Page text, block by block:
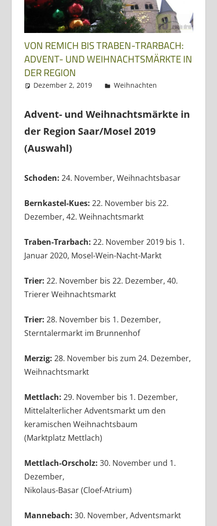
Dreiländereck
VON REMICH BIS TRABEN-TRARBACH:
ADVENT- UND WEIHNACHTSMÄRKTE IN
DER REGION
Dezember 2, 2019 Regio3
Weihnachten
Advent- und Weihnachtsmärkte in
der Region Saar/Mosel 2019
(Auswahl)
Schoden: 24. November, Weihnachtsbasar
Bernkastel-Kues: 22. November bis 22.
Dezember, 42. Weihnachtsmarkt
Traben-Trarbach: 22. November 2019 bis 1.
Januar 2020, Mosel-Wein-Nacht-Markt
Trier: 22. November bis 22. Dezember, 40.
Trierer Weihnachtsmarkt
Trier: 28. November bis 1. Dezember,
Sterntalermarkt im Brunnenhof
Merzig: 28. November bis zum 24. Dezember,
Weihnachtsmarkt
Mettlach: 29. November bis 1. Dezember,
Mittelalterlicher Adventsmarkt um den
keramischen Weihnachtsbaum
(Marktplatz Mettlach)
Mettlach-Orscholz: 30. November und 1.
Dezember,
Nikolaus-Basar (Cloef-Atrium)
Mannebach: 30. November, Adventsmarkt